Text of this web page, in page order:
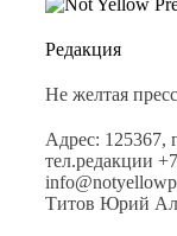
Редакция
Не желтая
Адрес: 125367,
тел.редакции
Титов Юрий